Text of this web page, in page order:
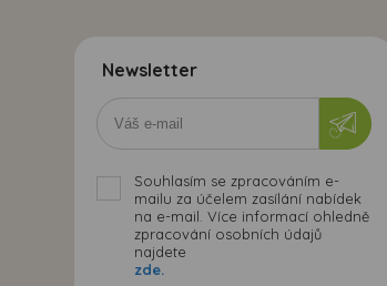
Newsletter
Souhlasím se zpracováním e-
mailu za účelem zasílání nabídek
na e-mail. Více informací ohledně
zpracování osobních údajů
najdete
zde.